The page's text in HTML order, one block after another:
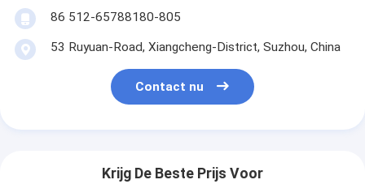
86 512-65788180-805
53 Ruyuan-Road, Xiangcheng-District, Suzhou, China
Contact nu
Krijg De Beste Prijs Voor